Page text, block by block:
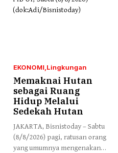
EKONOMI Lingkungan
Memaknai Hutan
sebagai Ruang
Hidup Melalui
Sedekah Hutan
JAKARTA, Bisnistoday – Sabtu
(8/8/2026) pagi, ratusan orang
yang umumnya mengenakan